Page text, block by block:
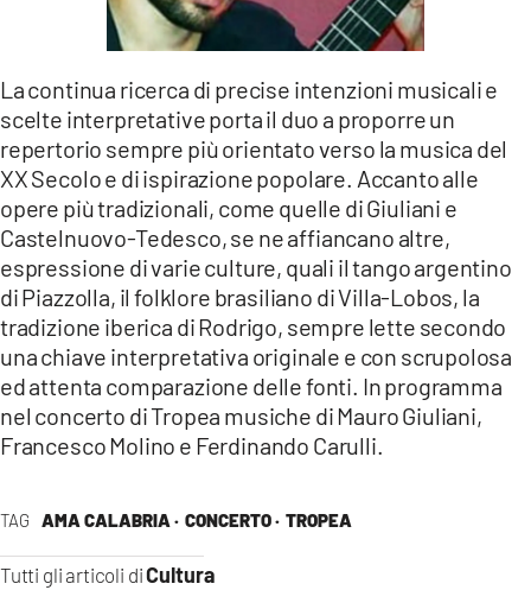
ANDROID
APPLE
TAG AMA CALABRIA · CONCERTO · TROPEA
Tutti gli articoli diCultura
La continua ricerca di precise intenzioni musicali e
scelte interpretative porta il duo a proporre un
repertorio sempre più orientato verso la musica del
XX Secolo e di ispirazione popolare. Accanto alle
opere più tradizionali, come quelle di Giuliani e
Castelnuovo-Tedesco, se ne affiancano altre,
espressione di varie culture, quali il tango argentino
di Piazzolla, il folklore brasiliano di Villa-Lobos, la
tradizione iberica di Rodrigo, sempre lette secondo
una chiave interpretativa originale e con scrupolosa
ed attenta comparazione delle fonti. In programma
nel concerto di Tropea musiche di Mauro Giuliani,
Francesco Molino e Ferdinando Carulli.